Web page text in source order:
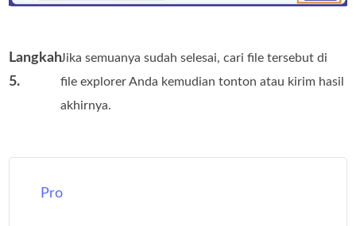
Langkah
5.
Jika semuanya sudah selesai, cari file tersebut di
file explorer Anda kemudian tonton atau kirim hasil
akhirnya.
Pro